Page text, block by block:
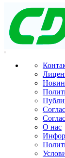
О нас